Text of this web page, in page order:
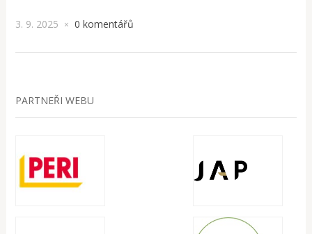
3. 9. 2025 × 0 komentářů
PARTNEŘI WEBU